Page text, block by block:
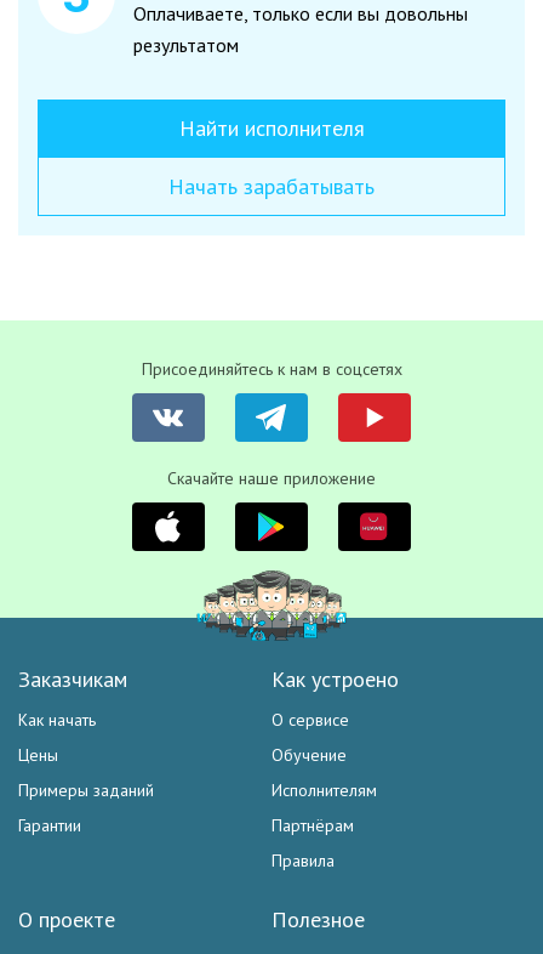
Оплачиваете, только если вы довольны
результатом
Найти исполнителя
Начать зарабатывать
Присоединяйтесь к нам в соцсетях
Скачайте наше приложение
Заказчикам
Как начать
Цены
Примеры заданий
Гарантии
Как устроено
О сервисе
Обучение
Исполнителям
Партнёрам
Правила
Полезное
О проекте